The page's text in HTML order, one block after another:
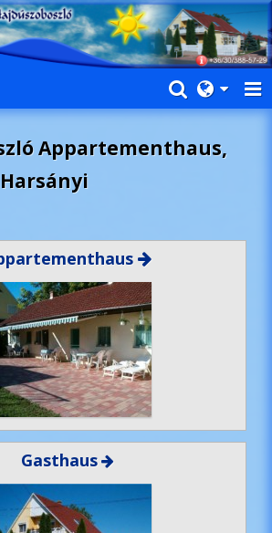
Appartementhaus,
Gasthaus